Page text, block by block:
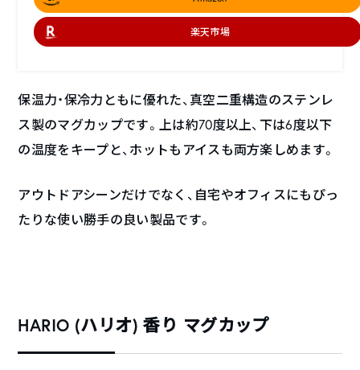
楽天市場
保温力・保冷力ともに優れた、真空二重構造のステンレ
ス製のマグカップです。上は約70度以上、下は6度以下
の温度をキープと、ホットもアイスも両方楽しめます。
アウトドアシーンだけでなく、自宅やオフィスにもぴっ
たりな使い勝手の良い製品です。
HARIO (ハリオ) 香り マグカップ